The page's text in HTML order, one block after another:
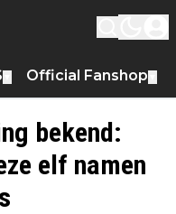
Official Fanshop
bekend:
elf namen